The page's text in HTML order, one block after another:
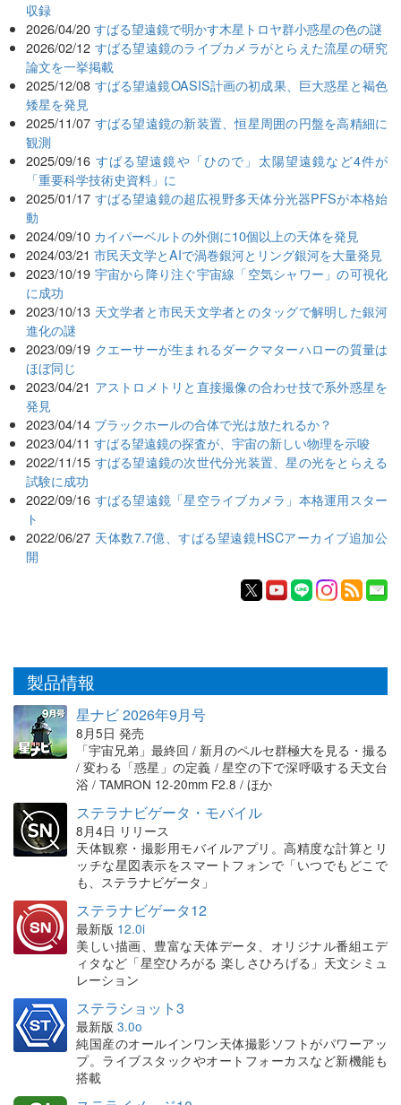
収録
2026/04/20 すばる望遠鏡で明かす木星トロヤ群小惑星の色の謎
2026/02/12 すばる望遠鏡のライブカメラがとらえた流星の研究
論文を一挙掲載
2025/12/08 すばる望遠鏡OASIS計画の初成果、巨大惑星と褐色
矮星を発見
2025/11/07 すばる望遠鏡の新装置、恒星周囲の円盤を高精細に
観測
2025/09/16 すばる望遠鏡や「ひので」太陽望遠鏡など4件が
「重要科学技術史資料」に
2025/01/17 すばる望遠鏡の超広視野多天体分光器PFSが本格始
動
2024/09/10 カイパーベルトの外側に10個以上の天体を発見
2024/03/21 市民天文学とAIで渦巻銀河とリング銀河を大量発見
2023/10/19 宇宙から降り注ぐ宇宙線「空気シャワー」の可視化
に成功
2023/10/13 天文学者と市民天文学者とのタッグで解明した銀河
進化の謎
2023/09/19 クエーサーが生まれるダークマターハローの質量は
ほぼ同じ
2023/04/21 アストロメトリと直接撮像の合わせ技で系外惑星を
発見
2023/04/14 ブラックホールの合体で光は放たれるか？
2023/04/11 すばる望遠鏡の探査が、宇宙の新しい物理を示唆
2022/11/15 すばる望遠鏡の次世代分光装置、星の光をとらえる
試験に成功
2022/09/16 すばる望遠鏡「星空ライブカメラ」本格運用スター
ト
2022/06/27 天体数7.7億、すばる望遠鏡HSCアーカイブ追加公
開
製品情報
星ナビ 2026年9月号
8月5日 発売
「宇宙兄弟」最終回 / 新月のペルセ群極大を見る・撮る
/ 変わる「惑星」の定義 / 星空の下で深呼吸する天文台
浴 / TAMRON 12-20mm F2.8 / ほか
ステラナビゲータ・モバイル
8月4日 リリース
天体観察・撮影用モバイルアプリ。高精度な計算とリ
ッチな星図表示をスマートフォンで「いつでもどこで
も、ステラナビゲータ」
ステラナビゲータ12
最新版 12.0i
美しい描画、豊富な天体データ、オリジナル番組エデ
ィタなど「星空ひろがる 楽しさひろげる」天文シミュ
レーション
ステラショット3
最新版 3.0o
純国産のオールインワン天体撮影ソフトがパワーアッ
プ。ライブスタックやオートフォーカスなど新機能も
搭載